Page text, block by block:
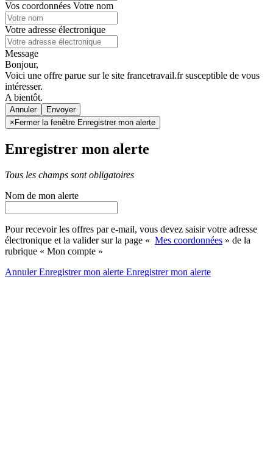
Vos coordonnées Votre nom
Votre adresse électronique
Message
Bonjour,
Voici une offre parue sur le site francetravail.fr susceptible de vous
intéresser.
A bientôt.
Annuler
× Fermer la fenêtre Enregistrer mon alerte
Enregistrer mon alerte
Tous les champs sont obligatoires
Nom de mon alerte
Pour recevoir les offres par e-mail, vous devez saisir votre adresse
électronique et la valider sur la page « Mes coordonnées » de la
rubrique « Mon compte »
AnnulerEnregistrer mon alerte Enregistrermon alerte